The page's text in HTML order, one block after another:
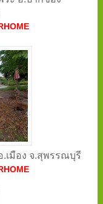
เมือง จ.สุพรรณบุรี